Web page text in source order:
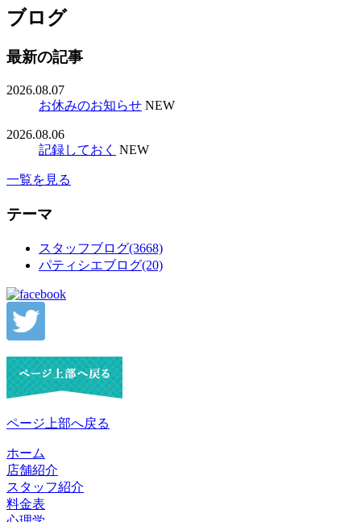
ブログ
最新の記事
2026.08.07
お休みのお知らせ NEW
2026.08.06
記録しておく NEW
一覧を見る
テーマ
スタッフブログ(3668)
パティシエブログ(20)
ページ上部へ戻る
ホーム
店舗紹介
スタッフ紹介
料金表